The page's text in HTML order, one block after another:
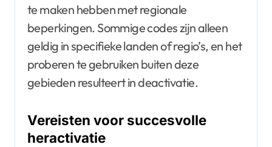
te maken hebben met regionale
beperkingen. Sommige codes zijn alleen
geldig in specifieke landen of regio’s, en het
proberen te gebruiken buiten deze
gebieden resulteert in deactivatie.
Vereisten voor succesvolle
heractivatie